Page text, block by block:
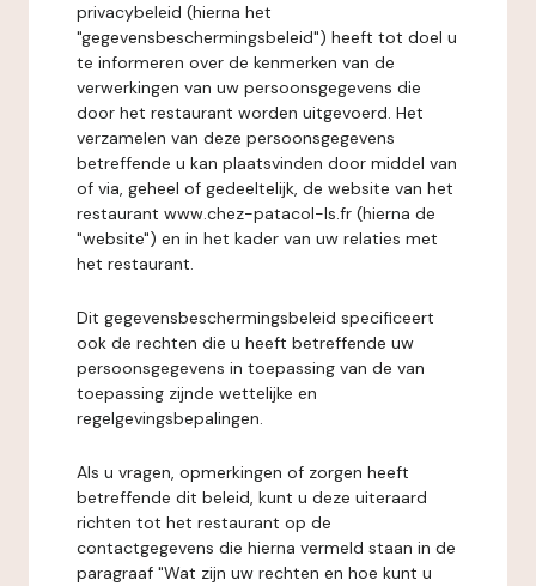
privacybeleid (hierna het
"gegevensbeschermingsbeleid") heeft tot doel u
te informeren over de kenmerken van de
verwerkingen van uw persoonsgegevens die
door het restaurant worden uitgevoerd. Het
verzamelen van deze persoonsgegevens
betreffende u kan plaatsvinden door middel van
of via, geheel of gedeeltelijk, de website van het
restaurant www.chez-patacol-ls.fr (hierna de
"website") en in het kader van uw relaties met
het restaurant.
Dit gegevensbeschermingsbeleid specificeert
ook de rechten die u heeft betreffende uw
persoonsgegevens in toepassing van de van
toepassing zijnde wettelijke en
regelgevingsbepalingen.
Als u vragen, opmerkingen of zorgen heeft
betreffende dit beleid, kunt u deze uiteraard
richten tot het restaurant op de
contactgegevens die hierna vermeld staan in de
paragraaf "Wat zijn uw rechten en hoe kunt u